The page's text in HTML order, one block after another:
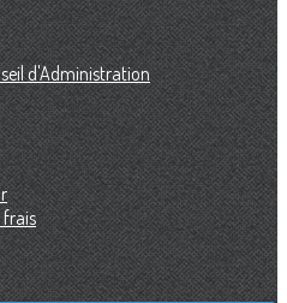
d'Administration
frais